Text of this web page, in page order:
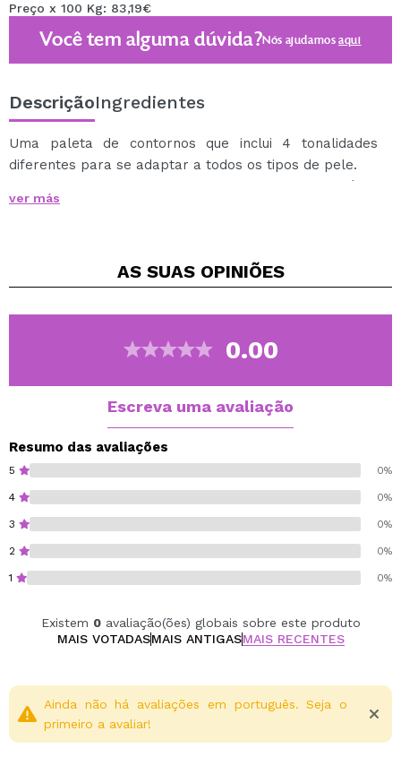
Preço x 100 Kg: 83,19€
Você tem alguma dúvida?Nós ajudamosaqui
DescriçãoIngredientes
Uma paleta de contornos que inclui 4 tonalidades
diferentes para se adaptar a todos os tipos de pele.
Inclui desde os tons mais suaves para iluminar até os
mais escuros para criar sombras.
ver más
AS SUAS OPINIÕES
0.00
Escreva uma avaliação
Resumo das avaliações
5 0%
4 0%
3 0%
2 0%
1 0%
Existem 0avaliação(ões) globais sobre este produto
MAIS VOTADASMAIS ANTIGASMAIS RECENTES
Ainda não há avaliações em português. Seja o
primeiro a avaliar!